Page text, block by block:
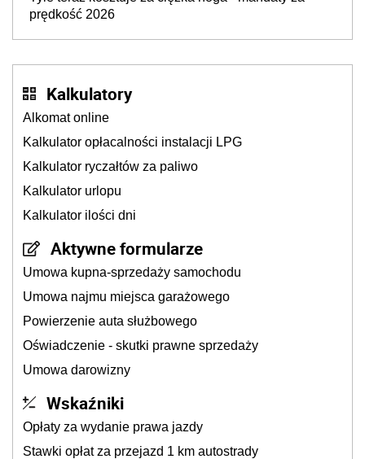
prędkość 2026
Kalkulatory
Alkomat online
Kalkulator opłacalności instalacji LPG
Kalkulator ryczałtów za paliwo
Kalkulator urlopu
Kalkulator ilości dni
Aktywne formularze
Umowa kupna-sprzedaży samochodu
Umowa najmu miejsca garażowego
Powierzenie auta służbowego
Oświadczenie - skutki prawne sprzedaży
Umowa darowizny
Wskaźniki
Opłaty za wydanie prawa jazdy
Stawki opłat za przejazd 1 km autostrady